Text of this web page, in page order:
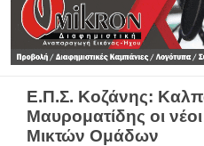
Ε.Π.Σ. Κοζάνης:
Μαυροματίδης οι
Μικτών Ομάδων